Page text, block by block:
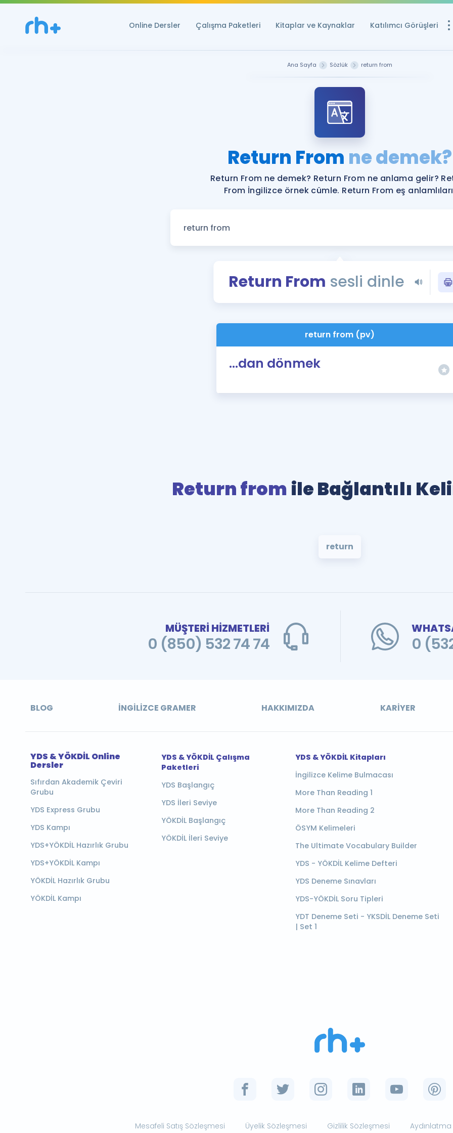
Online Dersler Çalışma Paketleri Kitaplar ve Kaynaklar Katılımcı Görüşleri
Ücretsiz
YDS ve YÖKDİL
YDS ve YÖKDİL'e
Tüm ÖSYM
Blog
YDS - YÖKDİL
İngilizce
Ana Sayfa Sözlük return from
Return From ne demek?
Return From ne demek? Return From ne anlama gelir?
From İngilizce örnek cümle. Return From eş
Return From sesli dinle
return from (pv)
...dan dönmek
Return from ile Bağlantılı
return
MÜŞTERİ HİZMETLERİ
0 (850) 532 74 74 0
BLOG İNGILIZCE GRAMER HAKKIMIZDA KARIYER
YDS & YÖKDİL Online
Dersler
Sıfırdan Akademik Çeviri
Grubu
YDS Express Grubu
YDS Kampı
YDS+YÖKDİL Hazırlık Grubu
YDS+YÖKDİL Kampı
YÖKDİL Hazırlık Grubu
YÖKDİL Kampı
YDS & YÖKDİL Çalışma
Paketleri
YDS Başlangıç
YDS İleri Seviye
YÖKDİL Başlangıç
YÖKDİL İleri Seviye
YDS & YÖKDİL Kitapları
İngilizce Kelime Bulmacası
More Than Reading 1
More Than Reading 2
ÖSYM Kelimeleri
The Ultimate Vocabulary Builder
YDS - YÖKDİL Kelime Defteri
YDS Deneme Sınavları
YDS-YÖKDİL Soru Tipleri
YDT Deneme Seti - YKSDİL Deneme Seti
| Set 1
Mesafeli Satış Sözleşmesi Üyelik Sözleşmesi Gizlilik Sözleşmesi